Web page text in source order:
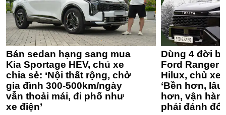
Bán sedan hạng sang mua
Kia Sportage HEV, chủ xe
chia sẻ: ‘Nội thất rộng, chở
gia đình 300-500km/ngày
vẫn thoải mái, đi phố như
xe điện’
Dùng 4 đời
Ford Ranger
Hilux, chủ xe
‘Bền hơn,
hơn, vận
phải đánh